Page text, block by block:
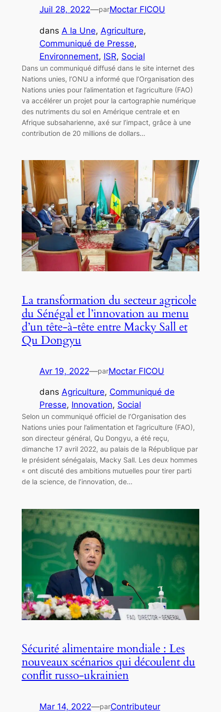
Juil 28, 2022—parMoctar FICOU
dans A la Une, Agriculture
Communiqué de Presse
Environnement, ISR, Social
Dans un communiqué diffusé dans le site internet des
Nations unies, l’ONU a informé que l’Organisation des
Nations unies pour l’alimentation et l’agriculture (FAO)
va accélérer un projet pour la cartographie numérique
des nutriments du sol en Amérique centrale et en
Afrique subsaharienne, axé sur l’impact, grâce à une
contribution de 20 millions de dollars…
La transformation du secteur agricole
du Sénégal et l’innovation au menu
d’un tête-à-tête entre Macky Sall et
Qu Dongyu
Avr 19, 2022—parMoctar FICOU
dans Agriculture, Communiqué de
Presse, Innovation, Social
Selon un communiqué officiel de l’Organisation des
Nations unies pour l’alimentation et l’agriculture (FAO),
son directeur général, Qu Dongyu, a été reçu,
dimanche 17 avril 2022, au palais de la République par
le président sénégalais, Macky Sall. Les deux hommes
« ont discuté des ambitions mutuelles pour tirer parti
de la science, de l’innovation, de…
Sécurité alimentaire mondiale : Les
nouveaux scénarios qui découlent du
conflit russo-ukrainien
Mar 14, 2022—parContributeur